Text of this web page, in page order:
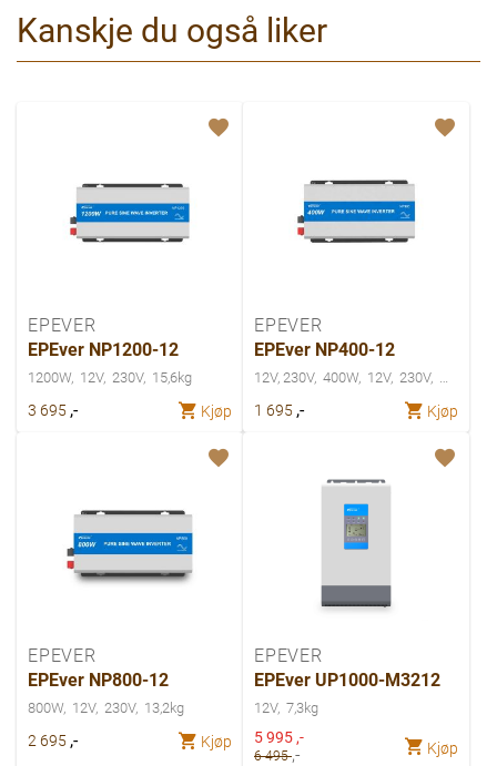
Kanskje du også liker
EPEVER
EPEver NP1200-12
1200W 12V 230V 15,6kg
3 695 ,- Kjøp
EPEVER
EPEver NP400-12
12V, 230V 400W 12V 230V
1 695 ,- Kjøp
EPEVER
EPEver NP800-12
800W 12V 230V 13,2kg
2 695 ,- Kjøp
EPEVER
EPEver UP1000-M3212
12V 7,3kg
Spesialpris
5 995 ,-
6 495,- Kjøp